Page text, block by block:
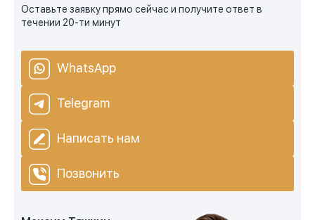
Оставьте заявку прямо сейчас и получите ответ в
течении 20-ти минут
WhatsApp
Telegram
Написать нам
Позвонить